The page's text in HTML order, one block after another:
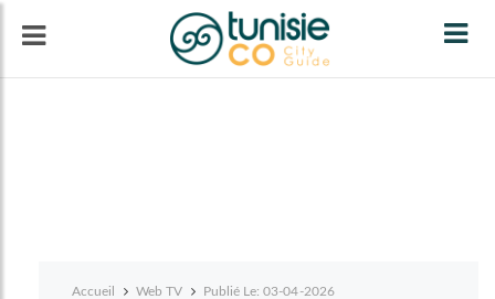
Accueil Web TV Publié Le: 03-04-2026